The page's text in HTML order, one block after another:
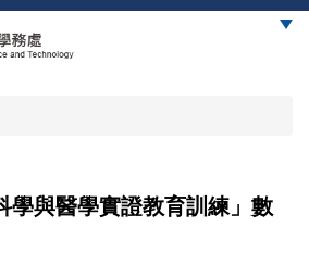
學與醫學實證教育訓練」數